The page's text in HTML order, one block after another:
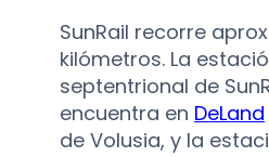
SunRail recorre
kilómetros. La
septentrional de
encuentra en DeLand
de Volusia, y la